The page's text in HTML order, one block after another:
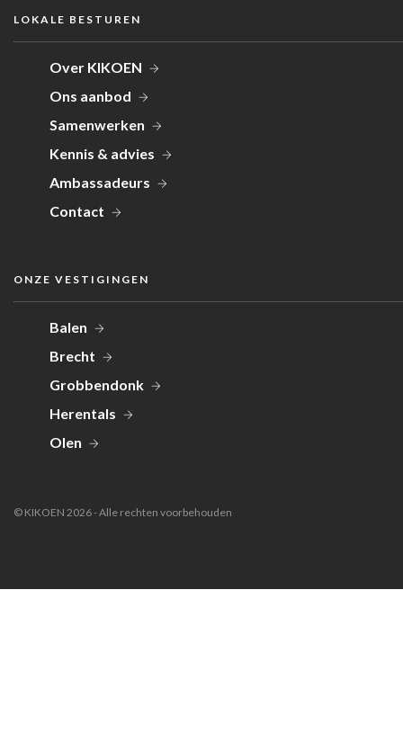
LOKALE BESTUREN
Over KIKOEN
Ons aanbod
Samenwerken
Kennis & advies
Ambassadeurs
Contact
ONZE VESTIGINGEN
Balen
Brecht
Grobbendonk
Herentals
Olen
© KIKOEN 2026 - Alle rechten voorbehouden